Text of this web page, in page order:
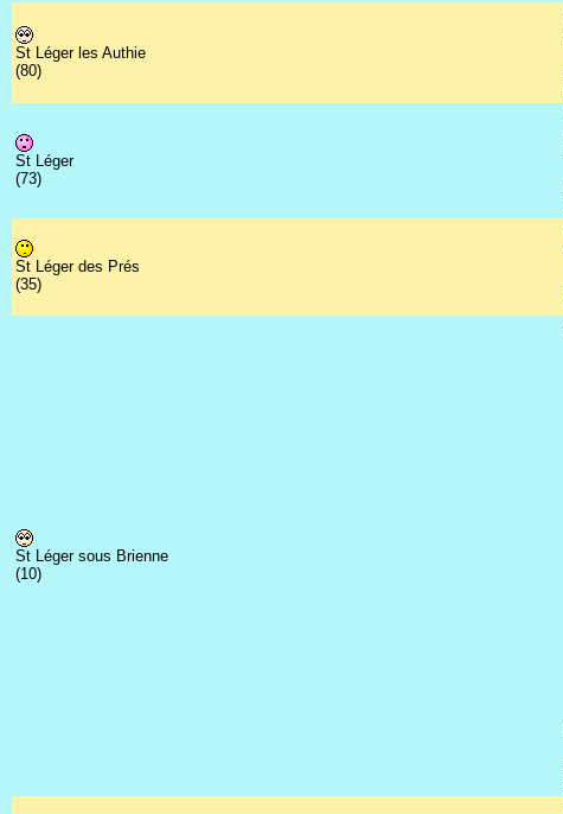
St Léger les Authie
(80)
St Léger
(73)
St Léger des Prés
(35)
St Léger sous Brienne
(10)